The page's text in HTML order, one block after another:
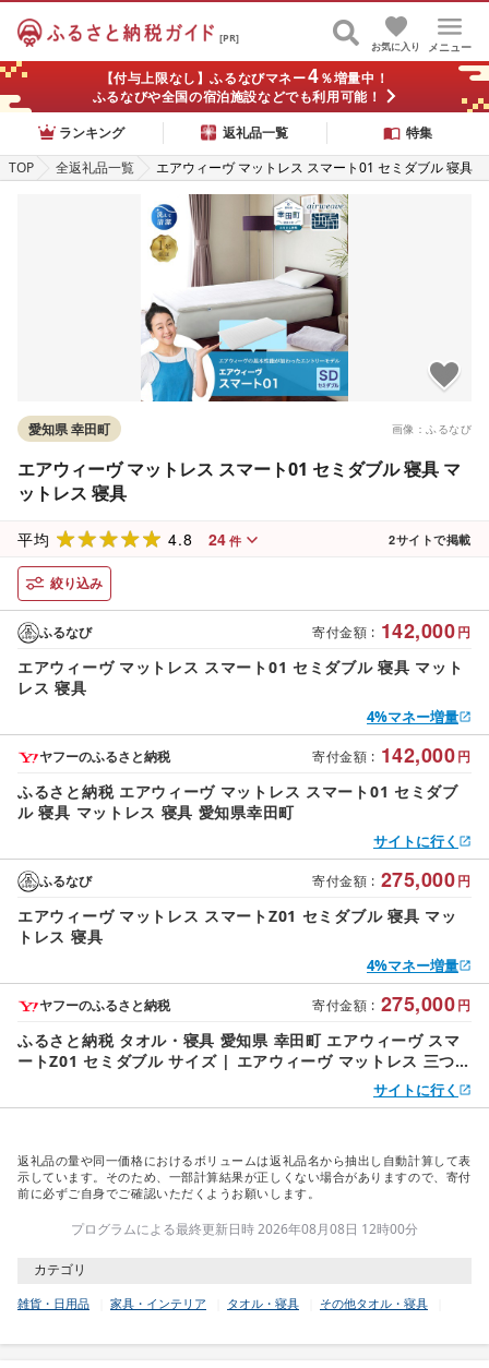
[PR]
メニュー
お気に入り
【付与上限なし】ふるなびマネー4％増量中！
ふるなびや全国の宿泊施設などでも利用可能！
ランキング
返礼品一覧
特集
TOP
全返礼品一覧
エアウィーヴ マットレス スマート01 セミダブル 寝具
マットレス 寝具
画像：ふるなび
愛知県 幸田町
エアウィーヴ マットレス スマート01 セミダブル 寝具 マ
ットレス 寝具
平均 4.8 24 件 2サイトで掲載
絞り込み
寄付金額 : 142,000円
ふるなび
エアウィーヴ マットレス スマート01 セミダブル 寝具 マット
レス 寝具
4%マネー増量
寄付金額 : 142,000円
ヤフーのふるさと納税
ふるさと納税 エアウィーヴ マットレス スマート01 セミダブ
ル 寝具 マットレス 寝具 愛知県幸田町
サイトに行く
寄付金額 : 275,000円
ふるなび
エアウィーヴ マットレス スマートZ01 セミダブル 寝具 マッ
トレス 寝具
4%マネー増量
寄付金額 : 275,000円
ヤフーのふるさと納税
ふるさと納税 タオル・寝具 愛知県 幸田町 エアウィーヴ スマ
ートZ01 セミダブル サイズ | エアウィーヴ マットレス 三つ折
サイトに行く
返礼品の量や同一価格におけるボリュームは返礼品名から抽出し自動計算して表
示しています。そのため、一部計算結果が正しくない場合がありますので、寄付
前に必ずご自身でご確認いただくようお願いします。
プログラムによる最終更新日時 2026年08月08日 12時00分
カテゴリ
雑貨・日用品 家具・インテリア タオル・寝具 その他タオル・寝具